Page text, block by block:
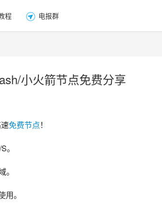
程 电报群
小火箭节点免费分享
免费节点！
。
。